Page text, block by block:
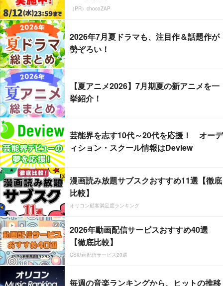
（PR）chocoZAP
2026年7月夏ドラマも、注目作＆話題作が
勢ぞろい！
【夏アニメ2026】7月期夏の新アニメを一
挙紹介！
芸能界を志す10代～20代を応援！ オーデ
ィション・スクール情報はDeview
漫画読み放題サブスクおすすめ11選【徹底
比較】
オリコン顧客満足度ランキング
2026年動画配信サービスおすすめ40選
【徹底比較】
CS動画配信サービス20選
毎週の音楽ランキングから、ヒットの推移